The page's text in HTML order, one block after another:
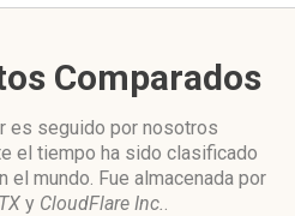
Comparados
es seguido por nosotros
el tiempo ha sido clasificado
el mundo. Fue almacenada por
y CloudFlare Inc..